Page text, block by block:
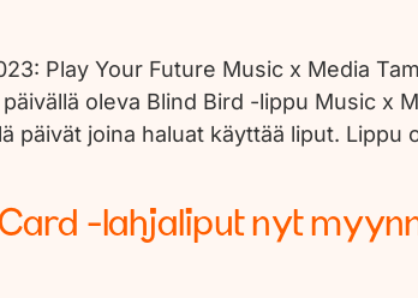
Play Your Future Music x Media
oleva Blind Bird -lippu Music x
päivät joina haluat käyttää liput.
-lahjaliput nyt